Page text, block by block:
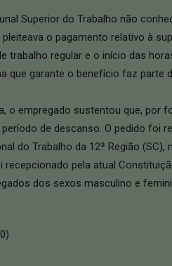
Superior do Trabalho não
o pagamento relativo à
trabalho regular e o início das
que garante o benefício faz parte
o empregado sustentou que, por
de descanso. O pedido foi
do Trabalho da 12ª Região
recepcionado pela atual
dos sexos masculino e